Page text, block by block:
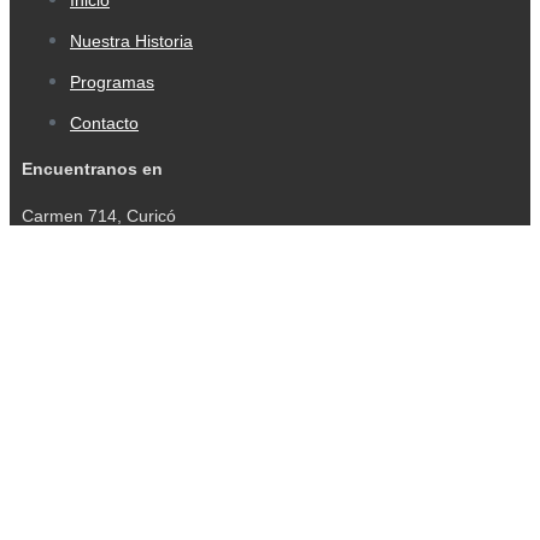
Nuestra Historia
Programas
Contacto
Encuentranos en
Carmen 714, Curicó